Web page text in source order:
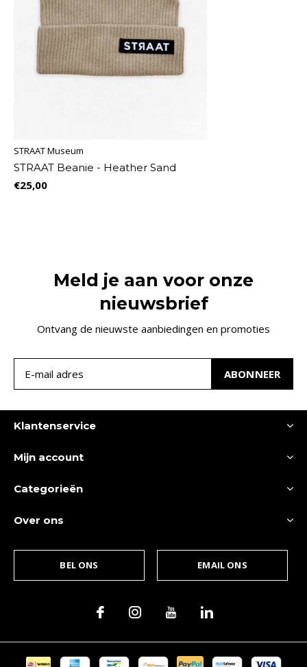
STRAAT Museum
STRAAT Beanie - Heather Sand
€25,00
Meld je aan voor onze
nieuwsbrief
Ontvang de nieuwste aanbiedingen en promoties
ABONNEER
Klantenservice
Mijn account
Categorieën
Over ons
BEL ONS EMAIL ONS